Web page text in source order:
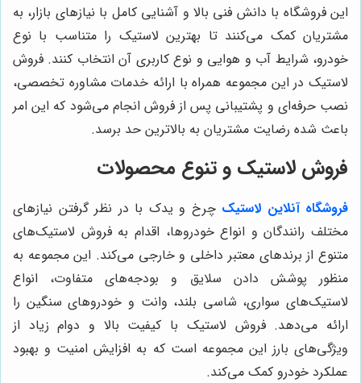
این فروشگاه با دانش فنی بالا و آشنایی کامل با نیازهای بازار، به
مشتریان کمک می‌کنند تا بهترین لاستیک را متناسب با نوع
خودرو، شرایط آب و هوایی و نوع کاربری آن انتخاب کنند. فروش
لاستیک در این مجموعه همراه با ارائه خدمات مشاوره تخصصی،
نصب حرفه‌ای و پشتیبانی پس از فروش انجام می‌شود که این امر
باعث شده رضایت مشتریان به بالاترین حد برسد.
فروش لاستیک و تنوع محصولات
فروشگاه آنلاین لاستیک چرخ و یدک با در نظر گرفتن نیازهای
مختلف رانندگان و انواع خودروها، اقدام به فروش لاستیک‌های
متنوع از برندهای معتبر داخلی و خارجی می‌کند. این مجموعه به
منظور پوشش دادن سلایق و بودجه‌های متفاوت، انواع
لاستیک‌های سواری، شاسی بلند، وانت و خودروهای سنگین را
ارائه می‌دهد. فروش لاستیک با کیفیت بالا و دوام زیاد از
ویژگی‌های بارز این مجموعه است که به افزایش امنیت و بهبود
عملکرد خودرو کمک می‌کند.